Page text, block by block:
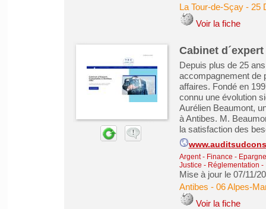
La Tour-de-Sçay- 25
Voir la fiche
Cabinet
Depuis plus de 25
accompagnement de
affaires. Fondé en
connu une évolution
Aurélien Beaumont,
à Antibes. M.
la satisfaction des
Argent - Finance -
Justice - Réglementation -
Mise à jour le 07/11/
Antibes - 06 Alpes-
Voir la fiche